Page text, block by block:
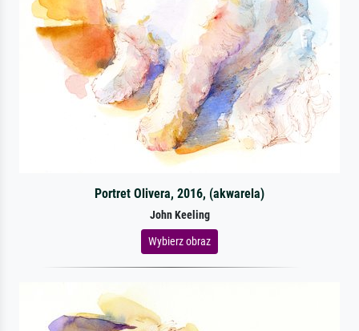
Portret Olivera, 2016, (akwarela)
John Keeling
Wybierz obraz